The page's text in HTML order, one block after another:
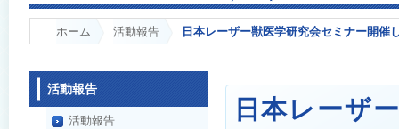
ホーム 活動報告 日本レーザー獣医学研究会セミナー開催
日本レーザ
活動報告
活動報告